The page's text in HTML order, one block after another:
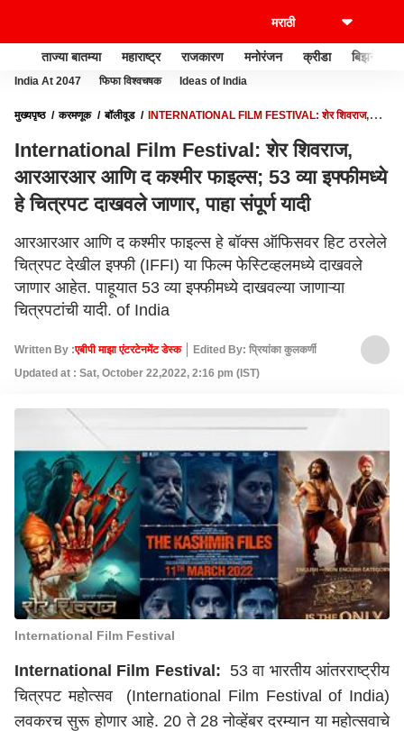
ताज्या बातम्या महाराष्ट्र राजकारण मनोरंजन क्रीडा बिझनेस
India At 2047 फिफा विश्वचषक Ideas of India
मुख्यपृष्ठ करमणूक बॉलीवूड
INTERNATIONAL FILM FESTIVAL: शेर शिवराज,
International Film Festival: शेर शिवराज,
आरआरआर आणि द कश्मीर फाइल्स; 53 व्या इफ्फीमध्ये
हे चित्रपट दाखवले जाणार, पाहा संपूर्ण यादी
आरआरआर आणि द कश्मीर फाइल्स हे बॉक्स ऑफिसवर हिट ठरलेले
चित्रपट देखील इफ्फी (IFFI) या फिल्म फेस्टिव्हलमध्ये दाखवले
जाणार आहेत. पाहूयात 53 व्या इफ्फीमध्ये दाखवल्या जाणाऱ्या
चित्रपटांची यादी. of India
Written By :एबीपी माझा एंटरटेनमेंट डेस्क
Edited By: प्रियांका कुलकर्णी
Updated at : Sat, October 22,2022, 2:16 pm (IST)
International Film Festival
International Film Festival: 53 वा भारतीय आंतरराष्ट्रीय
चित्रपट महोत्सव (International Film Festival of India)
लवकरच सुरू होणार आहे. 20 ते 28 नोव्हेंबर दरम्यान या महोत्सवाचे